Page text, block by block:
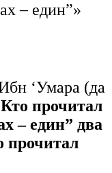
– един”»
‘Умара (да
прочитал
– един” два
прочитал